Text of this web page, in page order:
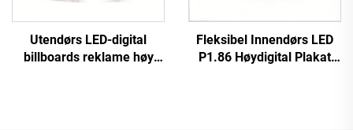
Utendørs LED-digital
billboards reklame høy
Fleksibel Innendørs LED
P1.86 Høydigital Plakat